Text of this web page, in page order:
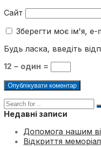
Сайт
Зберегти моє ім'я,
Будь ласка, введіть
12 − один =
Недавні записи
Допомога нашим
Відкриття